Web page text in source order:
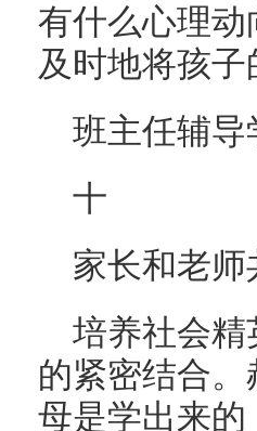
有什么心理
及时地将孩
班主任辅导
十
家长和老
培养社会
的紧密结合
母是学出来的